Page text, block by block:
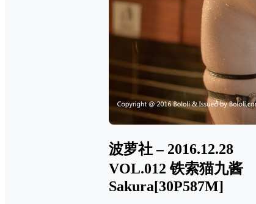
波萝社 – 2016.12.28
VOL.012 铁索猫九酱
Sakura[30P587M]